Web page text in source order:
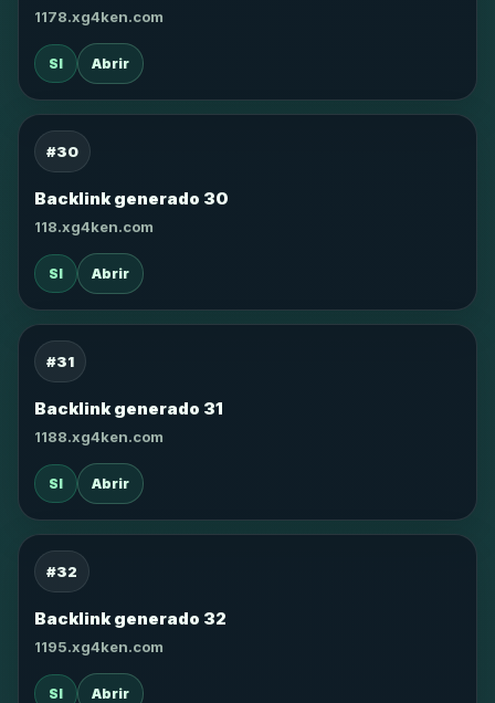
1178.xg4ken.com
SI Abrir
#30
Backlink generado 30
118.xg4ken.com
SI Abrir
#31
Backlink generado 31
1188.xg4ken.com
SI Abrir
#32
Backlink generado 32
1195.xg4ken.com
SI Abrir